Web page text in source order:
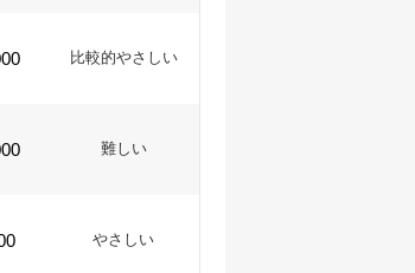
比較的やさしい
難しい
やさしい